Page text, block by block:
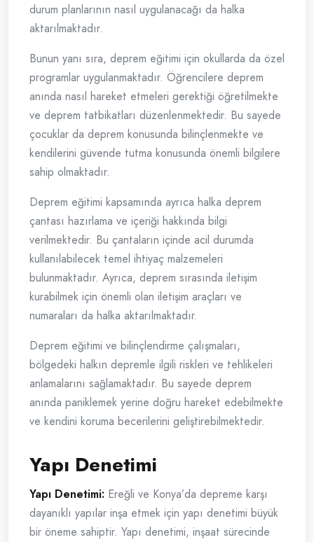
durum planlarının nasıl uygulanacağı da halka
aktarılmaktadır.
Bunun yanı sıra, deprem eğitimi için okullarda da özel
programlar uygulanmaktadır. Öğrencilere deprem
anında nasıl hareket etmeleri gerektiği öğretilmekte
ve deprem tatbikatları düzenlenmektedir. Bu sayede
çocuklar da deprem konusunda bilinçlenmekte ve
kendilerini güvende tutma konusunda önemli bilgilere
sahip olmaktadır.
Deprem eğitimi kapsamında ayrıca halka deprem
çantası hazırlama ve içeriği hakkında bilgi
verilmektedir. Bu çantaların içinde acil durumda
kullanılabilecek temel ihtiyaç malzemeleri
bulunmaktadır. Ayrıca, deprem sırasında iletişim
kurabilmek için önemli olan iletişim araçları ve
numaraları da halka aktarılmaktadır.
Deprem eğitimi ve bilinçlendirme çalışmaları,
bölgedeki halkın depremle ilgili riskleri ve tehlikeleri
anlamalarını sağlamaktadır. Bu sayede deprem
anında paniklemek yerine doğru hareket edebilmekte
ve kendini koruma becerilerini geliştirebilmektedir.
Yapı Denetimi
Yapı Denetimi: Ereğli ve Konya’da depreme karşı
dayanıklı yapılar inşa etmek için yapı denetimi büyük
bir öneme sahiptir. Yapı denetimi, inşaat sürecinde